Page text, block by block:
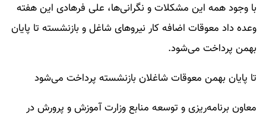
با وجود همه این مشکلات و نگرانی‌ها، علی فرهادی این هفته
وعده داد معوقات اضافه کار نیروهای شاغل و بازنشسته تا پایان
بهمن پرداخت می‌شود.
تا پایان بهمن معوقات شاغلان بازنشسته پرداخت می‌شود
معاون برنامه‌ریزی و توسعه منابع وزارت آموزش و پرورش در